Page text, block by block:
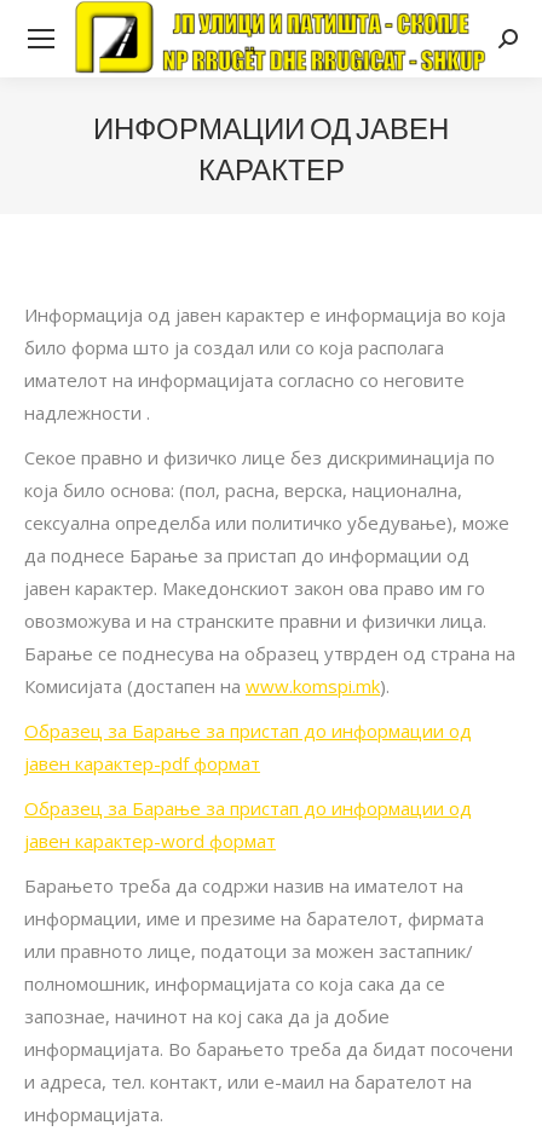
ИНФОРМАЦИИ ОД ЈАВЕН
КАРАКТЕР
Информација од јавен карактер е информација во која
било форма што ја создал или со која располага
имателот на информацијата согласно со неговите
надлежности .
Секое правно и физичко лице без дискриминација по
која било основа: (пол, расна, верска, национална,
сексуална определба или политичко убедување), може
да поднесе Барање за пристап до информации од
јавен карактер. Македонскиот закон ова право им го
овозможува и на странските правни и физички лица.
Барање се поднесува на образец утврден од страна на
Комисијата (достапен на www.komspi.mk).
Образец за Барање за пристап до информации од
јавен карактер-pdf формат
Образец за Барање за пристап до информации од
јавен карактер-word формат
Барањето треба да содржи назив на имателот на
информации, име и презиме на барателот, фирмата
или правното лице, податоци за можен застапник/
полномошник, информацијата со која сака да се
запознае, начинот на кој сака да ја добие
информацијата. Во барањето треба да бидат посочени
и адреса, тел. контакт, или е-маил на барателот на
информацијата.